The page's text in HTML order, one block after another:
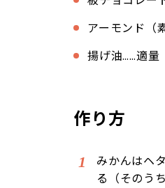
アーモンド（
揚げ油……適量
作り方
みかんはヘ
る（そのう